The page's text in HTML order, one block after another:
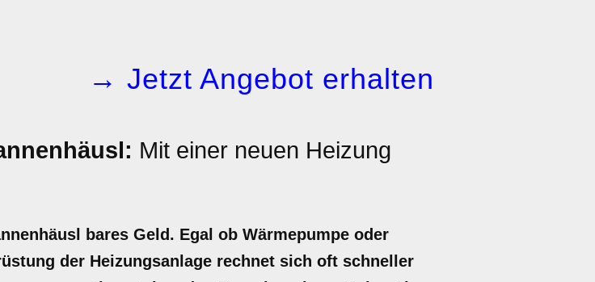
→ Jetzt Angebot erhalten
Mit einer neuen Heizung
bares Geld. Egal ob Wärmepumpe oder
der Heizungsanlage rechnet sich oft schneller